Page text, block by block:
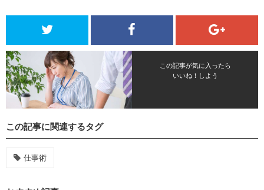
この記事が気に入ったら
いいね！しよう
この記事に関連するタグ
仕事術